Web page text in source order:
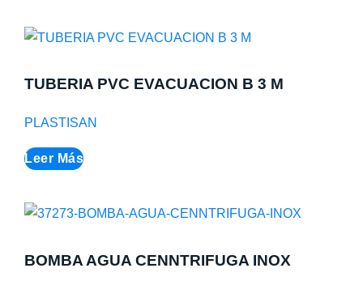
TUBERIA PVC EVACUACION B 3 M
PLASTISAN
Leer Más
BOMBA AGUA CENNTRIFUGA INOX